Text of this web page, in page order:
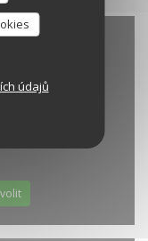
údajů